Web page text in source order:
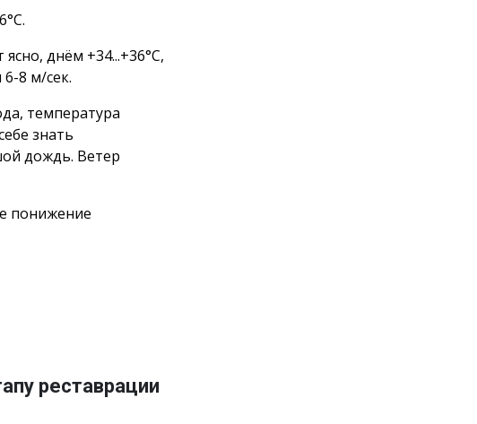
днём +34...+36°С,
8 м/сек.
температура
знать
дождь. Ветер
понижение
реставрации